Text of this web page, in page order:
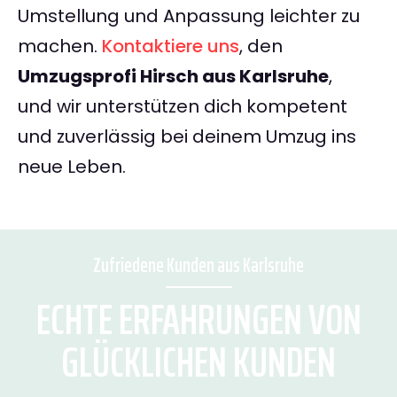
Umstellung und Anpassung leichter zu
machen. Kontaktiere uns, den
Umzugsprofi Hirsch aus Karlsruhe,
und wir unterstützen dich kompetent
und zuverlässig bei deinem Umzug ins
neue Leben.
Zufriedene Kunden aus Karlsruhe
ECHTE ERFAHRUNGEN VON
GLÜCKLICHEN KUNDEN